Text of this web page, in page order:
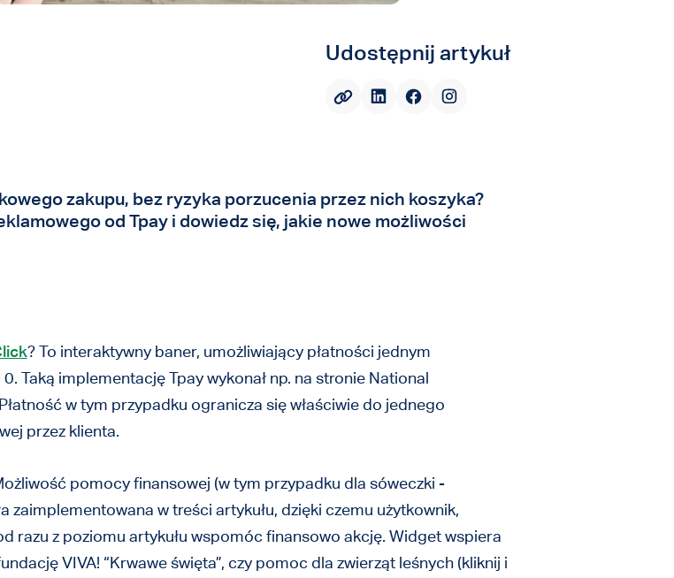
Udostępnij artykuł
zakupu, bez ryzyka porzucenia przez nich koszyka?
od Tpay i dowiedz się, jakie nowe możliwości
? To interaktywny baner, umożliwiający płatności jednym
Taką implementację Tpay wykonał np. na stronie National
w tym przypadku ogranicza się właściwie do jednego
przez klienta.
pomocy finansowej (w tym przypadku dla sóweczki -
zaimplementowana w treści artykułu, dzięki czemu użytkownik,
razu z poziomu artykułu wspomóc finansowo akcję. Widget wspiera
VIVA! “Krwawe święta”, czy pomoc dla zwierząt leśnych (kliknij i